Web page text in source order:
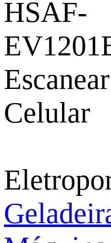
HSAF-
Celular